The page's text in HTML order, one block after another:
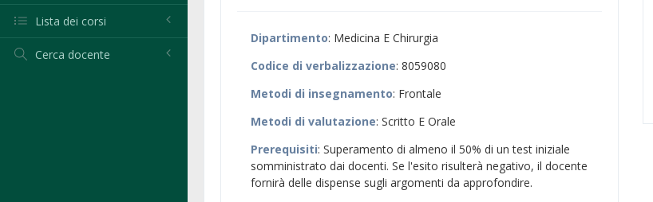
Lista dei corsi
Cerca docente
Dipartimento: Medicina E Chirurgia
Codice di verbalizzazione: 8059080
Metodi di insegnamento: Frontale
Metodi di valutazione: Scritto E Orale
Prerequisiti: Superamento di almeno il 50% di un test iniziale
somministrato dai docenti. Se l'esito risulterà negativo, il docente
fornirà delle dispense sugli argomenti da approfondire.